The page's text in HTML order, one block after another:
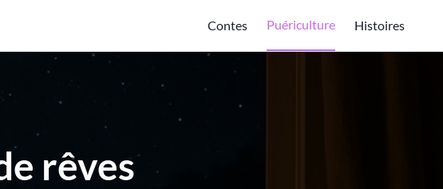
Contes Puériculture Histoires
rêves